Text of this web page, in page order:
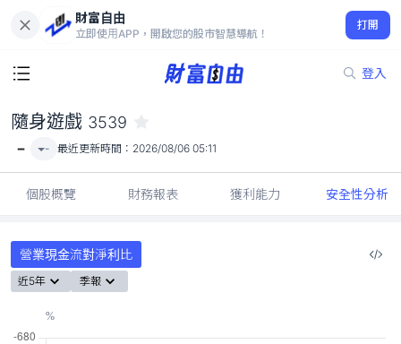
財富自由
立即使用APP，開啟您的股市智慧導航！
打開
登入
-
隨身遊戲 3539
- - 最近更新時間： 2026/08/06 05:11
個股概覽 財務報表 獲利能力 安全性分析
營業現金流對淨利比
近5年 季報